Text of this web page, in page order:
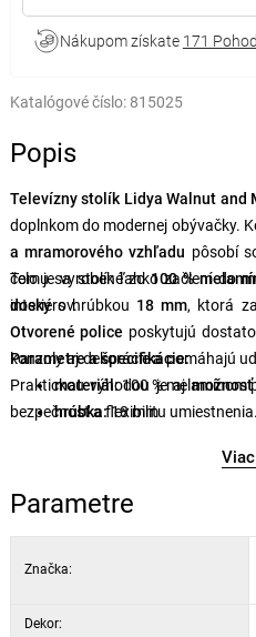
Nákupom získate 171
Katalógové číslo: 815025
Popis
Televízny stolík Lidya Walnut and
doplnkom do modernej obývačky.
a mramorového vzhľadu pôsobí
čomu sa stolík ľahko začlení do
interiérov.
Telo je vyrobené zo100 %
doskys hrúbkou 18 mm, ktorá
Otvorené police poskytujú
konzoly aj dekorácie a pomáhajú
Praktickou výhodou je aj
bezpečnosť a flexibilitu umiestnenia.
Parametre a špecifikácie:
materiál:100 % melamínom
hrúbka:18 mm
Viac
Parametre
Značka:
Dekor: